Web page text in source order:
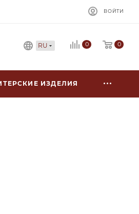
ВОЙТИ
RU 0 0
ИЗДЕЛИЯ